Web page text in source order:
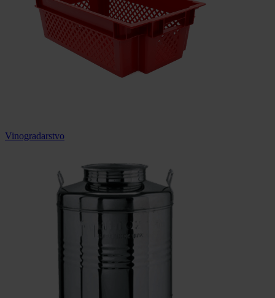
Vinogradarstvo